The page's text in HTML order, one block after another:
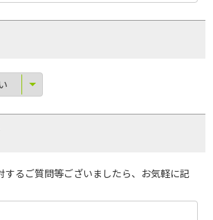
するご質問等ございましたら、お気軽に記